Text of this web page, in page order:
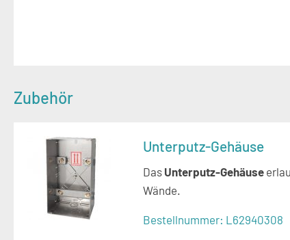
Zubehör
Unterputz-Gehäuse
Das Unterputz-Gehäuse
Wände.
Bestellnummer: L62940308